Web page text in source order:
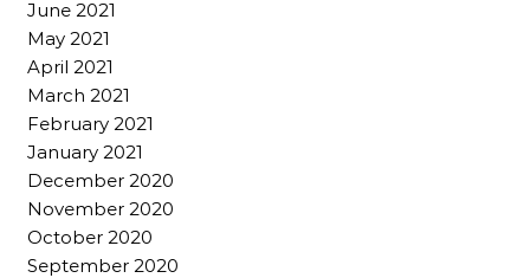
June 2021
May 2021
April 2021
March 2021
February 2021
January 2021
December 2020
November 2020
October 2020
September 2020